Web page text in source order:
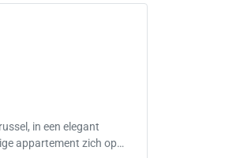
in een elegant
appartement zich op…